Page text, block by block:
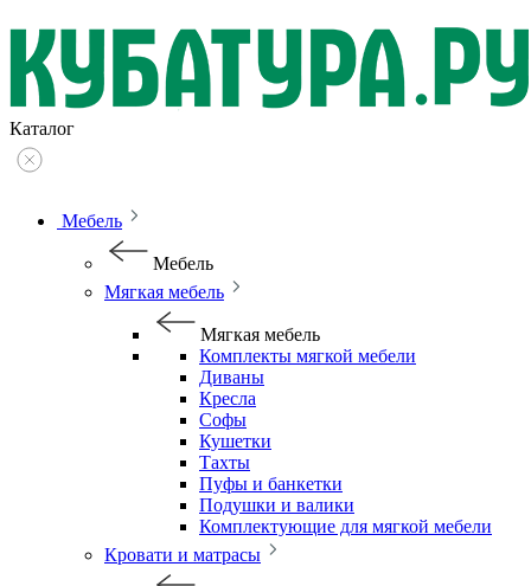
Каталог
Мебель
Мебель
Мягкая мебель
Мягкая мебель
Комплекты мягкой мебели
Диваны
Кресла
Софы
Кушетки
Тахты
Пуфы и банкетки
Подушки и валики
Комплектующие для мягкой мебели
Кровати и матрасы